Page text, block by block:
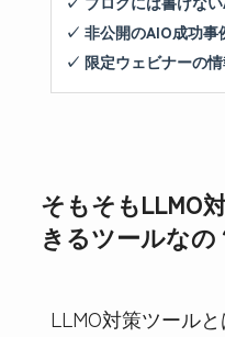
✓ 非公開のAIO成功事
✓ 限定ウェビナーの
そもそもLLMO
きるツールなの
LLMO対策ツール